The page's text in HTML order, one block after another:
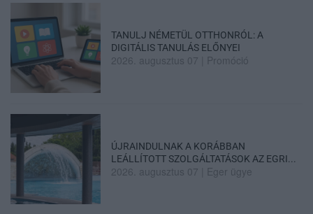
TANULJ NÉMETÜL OTTHONRÓL: A
DIGITÁLIS TANULÁS ELŐNYEI
2026. augusztus 07 Promóció
ÚJRAINDULNAK A KORÁBBAN
LEÁLLÍTOTT SZOLGÁLTATÁSOK AZ EGRI...
2026. augusztus 07 Eger ügye